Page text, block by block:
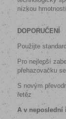
nízkou hmotností
DOPORUČENÍ
Použijte
Pro nejlepší
přehazovačku
S novým
řetěz
A v neposlední